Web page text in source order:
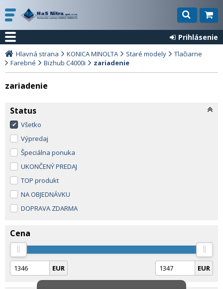
Prihlásenie
Hlavná strana KONICA MINOLTA Staré modely
Tlačiarne
Farebné
Bizhub C4000i zariadenie
zariadenie
Status
Všetko
Výpredaj
Špeciálna ponuka
UKONČENÝ PREDAJ
TOP produkt
NA OBJEDNÁVKU
DOPRAVA ZDARMA
Cena
EUR EUR